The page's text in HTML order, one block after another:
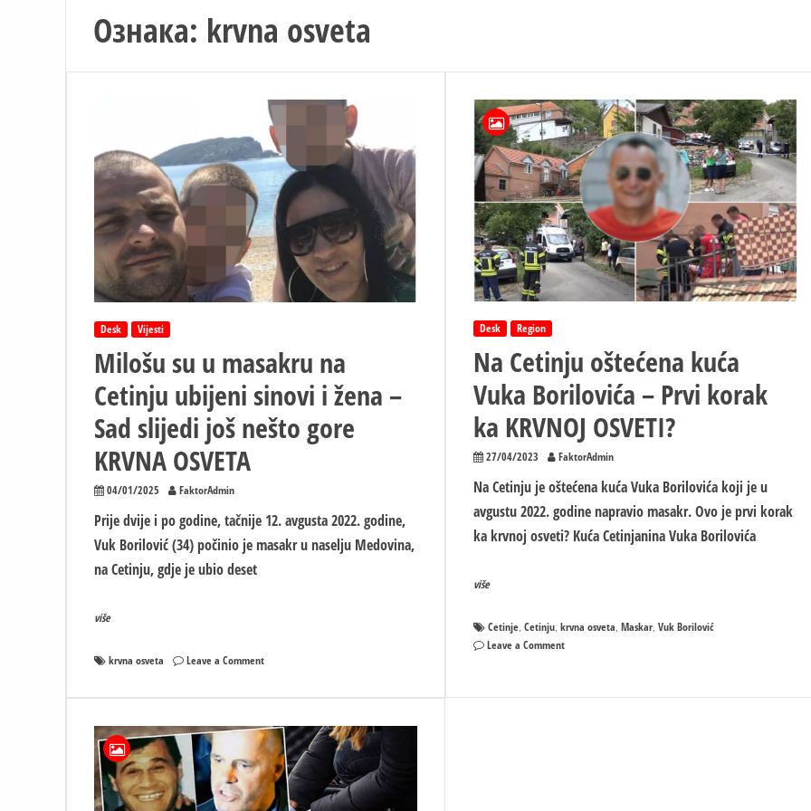
Ознака: krvna osveta
Desk Vijesti
Milošu su u masakru na
Cetinju ubijeni sinovi i žena –
Sad slijedi još nešto gore
KRVNA OSVETA
04/01/2025 FaktorAdmin
Prije dvije i po godine, tačnije 12. avgusta 2022. godine,
Vuk Borilović (34) počinio je masakr u naselju Medovina,
na Cetinju, gdje je ubio deset
više
krvna osveta Leave a Commenton
su
masakru
na
Cetinju
ubijeni
sinovi
Desk Region
Na Cetinju oštećena kuća
Vuka Borilovića – Prvi korak
ka KRVNOJ OSVETI?
27/04/2023 FaktorAdmin
Na Cetinju je oštećena kuća Vuka Borilovića koji je u
avgustu 2022. godine napravio masakr. Ovo je prvi korak
ka krvnoj osveti? Kuća Cetinjanina Vuka Borilovića
više
Cetinje,Cetinju,krvna osveta,Maskar,Vuk Borilović
Leave a Commenton
oštećena